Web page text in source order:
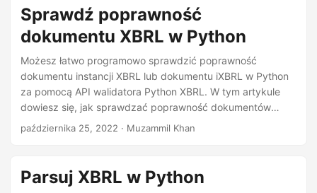
Sprawdź poprawność
dokumentu XBRL w Python
Możesz łatwo programowo sprawdzić poprawność
dokumentu instancji XBRL lub dokumentu iXBRL w Python
za pomocą API walidatora Python XBRL. W tym artykule
dowiesz się, jak sprawdzać poprawność dokumentów
instancji XBRL w Python.
października 25, 2022 · Muzammil Khan
Parsuj XBRL w Python